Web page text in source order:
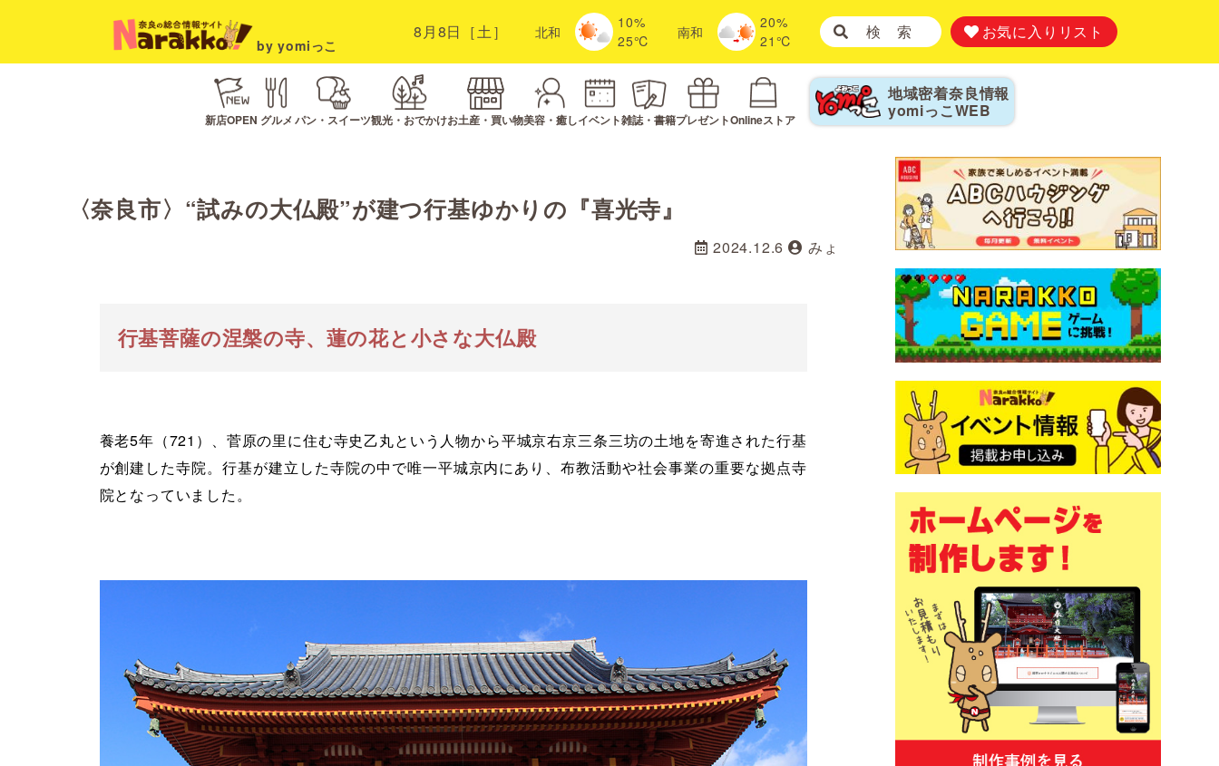
by yomiっこ
8月8日［土］ 北和
10%
25℃
南和
20%
21℃
検 索 お気に入りリスト
新店OPEN グルメ パン・スイーツ観光・おでかけお土産・買い物美容・癒しイベント雑誌・書籍プレゼントOnlineストア
地域密着奈良情報
yomiっこ WEB
〈奈良市〉“試みの大仏殿”が建つ行基ゆかりの『喜光寺』
2024.12.6 みょ
行基菩薩の涅槃の寺、蓮の花と小さな大仏殿
養老5年（721）、菅原の里に住む寺史乙丸という人物から平城京右京三条三坊の土地を寄進された行基
が創建した寺院。行基が建立した寺院の中で唯一平城京内にあり、布教活動や社会事業の重要な拠点寺
院となっていました。